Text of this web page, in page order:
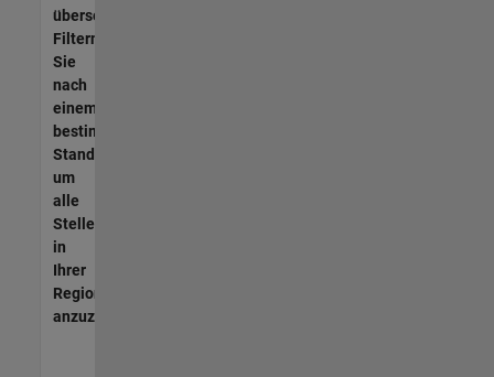
übersetzt.
Filtern
Sie
nach
einem
bestimmten
Standort,
um
alle
Stellenangebote
in
Ihrer
Region
anzuzeigen.